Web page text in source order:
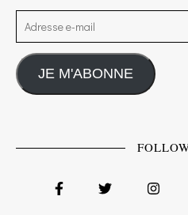
Adresse e-mail
JE M'ABONNE